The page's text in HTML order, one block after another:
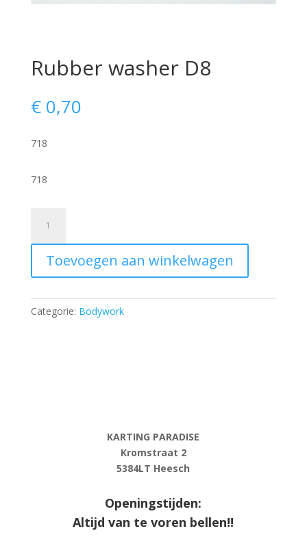
Rubber washer D8
€0,70
718
718
washer
D8
Toevoegen aan winkelwagen
Categorie: Bodywork
KARTING PARADISE
Kromstraat 2
5384LT Heesch
Openingstijden:
Altijd van te voren bellen!!